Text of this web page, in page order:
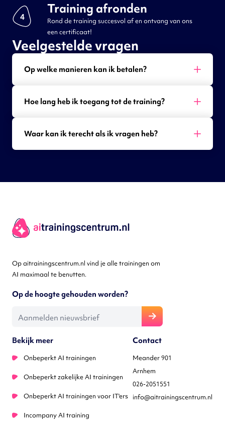
4
Training afronden
Rond de training succesvol af en ontvang van ons
een certificaat!
Veelgestelde vragen
Op welke manieren kan ik betalen?
Hoe lang heb ik toegang tot de training?
Waar kan ik terecht als ik vragen heb?
Bekijk meer
Onbeperkt AI trainingen
Onbeperkt zakelijke AI trainingen
Onbeperkt AI trainingen voor IT'ers
Incompany AI training
Contact
Meander 901
Arnhem
026-2051551
info@aitrainingscentrum.nl
Op aitrainingscentrum.nl vind je alle trainingen om
AI maximaal te benutten.
Op de hoogte gehouden worden?